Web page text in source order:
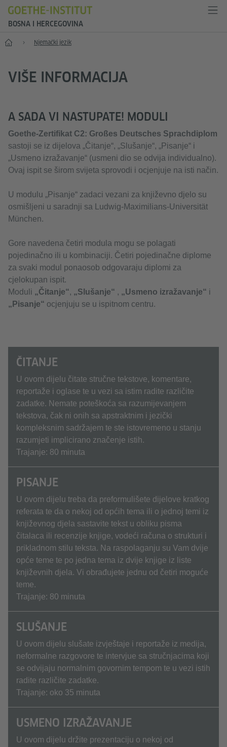
BOSNA I HERCEGOVINA
Početak Njemački jezik
VIŠE INFORMACIJA
A SADA VI NASTUPATE! MODULI
Goethe-Zertifikat C2: Großes Deutsches Sprachdiplom
sastoji se iz dijelova „Čitanje“, „Slušanje“, „Pisanje“ i
„Usmeno izražavanje“ (usmeni dio se odvija individualno).
Ovaj ispit se širom svijeta sprovodi i ocjenjuje na isti način.
U modulu „Pisanje“ zadaci vezani za književno djelo su
osmišljeni u saradnji sa Ludwig-Maximilians-Universität
München.
Gore navedena četiri modula mogu se polagati
pojedinačno ili u kombinaciji. Četiri pojedinačne diplome
za svaki modul ponaosob odgovaraju diplomi za
cjelokupan ispit.
Moduli „Čitanje“, „Slušanje“ , „Usmeno izražavanje“ i
„Pisanje“ ocjenjuju se u ispitnom centru.
ČITANJE
U ovom dijelu čitate stručne tekstove, komentare,
reportaže i oglase te u vezi sa istim radite različite
zadatke. Nemate poteškoća sa razumijevanjem
tekstova, čak ni onih sa apstraktnim i jezički
kompleksnim sadržajem te ste istovremeno u stanju
razumjeti implicirano značenje istih.
Trajanje: 80 minuta
PISANJE
U ovom dijelu treba da preformulišete dijelove kratkog
referata te da o nekoj od općih tema ili o jednoj temi iz
književnog djela sastavite tekst u obliku pisma
čitalaca ili recenzije knjige, vodeći računa o strukturi i
prikladnom stilu teksta. Na raspolaganju su Vam dvije
opće teme te po jedna tema iz dvije knjige iz liste
književnih djela. Vi obrađujete jednu od četiri moguće
teme.
Trajanje: 80 minuta
SLUŠANJE
U ovom dijelu slušate izvještaje i reportaže iz medija,
neformalne razgovore te intervjue sa stručnjacima koji
se odvijaju normalnim govornim tempom te u vezi istih
radite različite zadatke.
Trajanje: oko 35 minuta
USMENO IZRAŽAVANJE
U ovom dijelu držite prezentaciju o nekoj od